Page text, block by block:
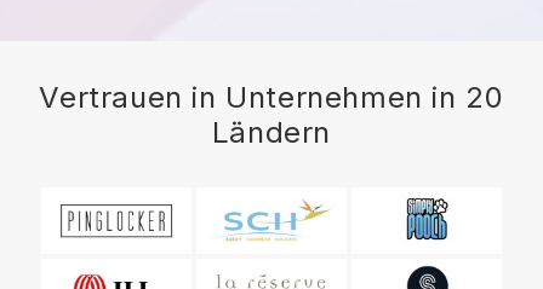
Vertrauen in Unternehmen in 20
Ländern